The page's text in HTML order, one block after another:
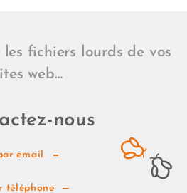
les fichiers lourds de vos
web…
nous
email
téléphone